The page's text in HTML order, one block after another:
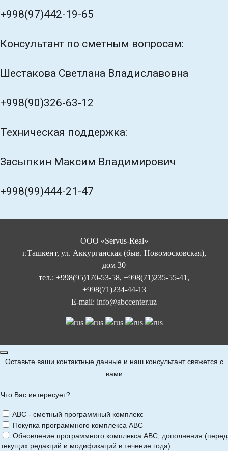
+998(97)442-19-65
Консультант по сметным вопросам:
Шестакова Светлана Владиславовна
+998(90)326-63-12
Техническая поддержка:
Засыпкин Максим Владимирович
+998(99)444-21-47
ООО «Servus-Real»
г.Ташкент, ул. Аккурганская (быв. Новомосковская),
дом 30
тел.: +998(95)170-53-58, +998(71)235-55-41,
+998(71)234-44-13
E-mail: info@abccenter.uz
Оставьте ваши контактные данные и наш консультант свяжется с
вами
Что Вас интересует?
ABC - сметный программный комплекс
Покупка программного комплекса АВС
Обновление программного комплекса АВС, дополнения
текущих редакций и модификаций в течение года)